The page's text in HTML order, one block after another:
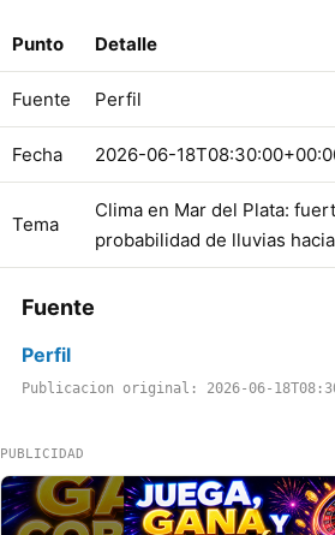
Punto Detalle
Fuente Perfil
Fecha 2026-06-
Tema
Clima en Mar del Plata:
probabilidad de lluvias
Fuente
Perfil
Publicacion original: 2026-06-
PUBLICIDAD